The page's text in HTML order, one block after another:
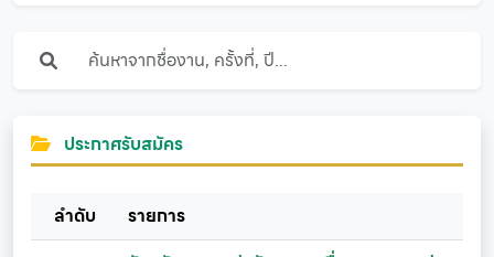
ประกาศรับสมัคร
ลำดับ รายการ